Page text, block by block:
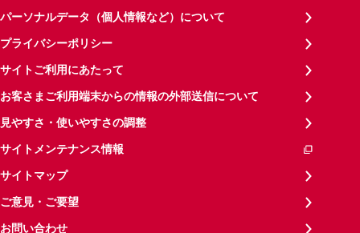
パーソナルデータ（個人情報など）について
プライバシーポリシー
サイトご利用にあたって
お客さまご利用端末からの情報の外部送信について
見やすさ・使いやすさの調整
サイトメンテナンス情報
サイトマップ
ご意見・ご要望
お問い合わせ